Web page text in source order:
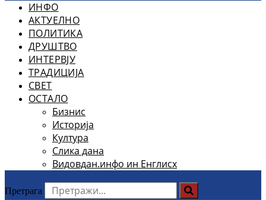
ИНФО
АКТУЕЛНО
ПОЛИТИКА
ДРУШТВО
ИНТЕРВЈУ
ТРАДИЦИЈА
СВЕТ
ОСТАЛО
Бизнис
Историја
Култура
Слика дана
Видовдан.инфо ин Енглисх
Претрага